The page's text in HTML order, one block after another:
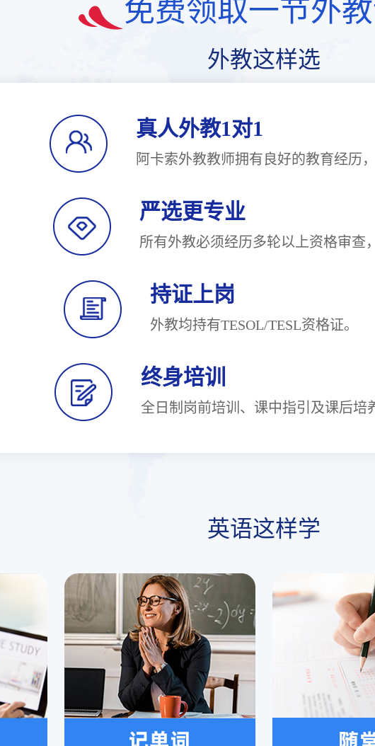
免费领取一节外
外教这样选
真人外教1对1
阿卡索外教教师拥有良好的教育经
严选更专业
所有外教必须经历多轮以上资格
持证上岗
外教均持有TESOL/
终身培训
全日制岗前培训、课中指引及课后培
英语这样学